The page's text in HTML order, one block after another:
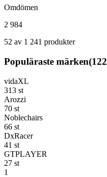
Omdömen
2 984
52 av 1 241 produkter
Populäraste märken(122
vidaXL
313 st
Arozzi
70 st
Noblechairs
66 st
DxRacer
41 st
GTPLAYER
27 st
1